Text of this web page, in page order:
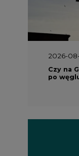
2026-
Czy na
po